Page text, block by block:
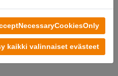
kaikki valinnaiset evästeet